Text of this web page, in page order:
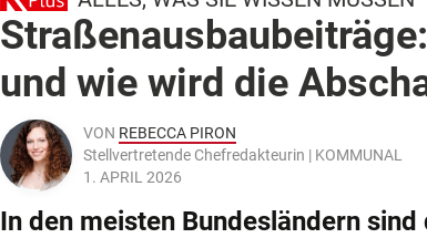
und wie wird die
VON REBECCA PIRON
Stellvertretende Chefredakteurin | KOMMUNAL
1. APRIL 2026
In den meisten Bundesländern